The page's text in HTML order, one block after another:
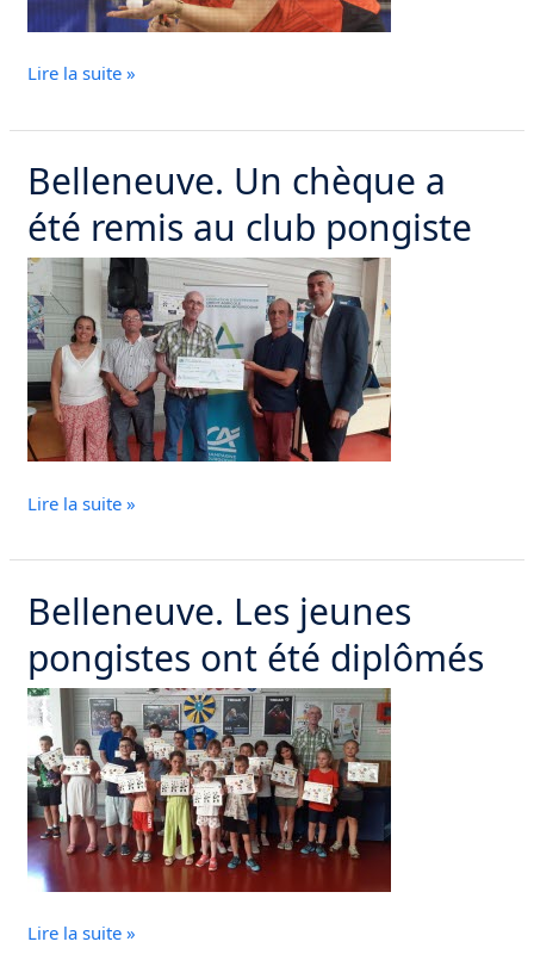
d’Oriens
connues
Lire la suite »
Belleneuve. Un chèque a
été remis au club pongiste
Belleneuve.
Un
chèque
a
été
remis
au
club
pongiste
Lire la suite »
Belleneuve. Les jeunes
pongistes ont été diplômés
Belleneuve.
Les
jeunes
pongistes
ont
été
diplômés
Lire la suite »